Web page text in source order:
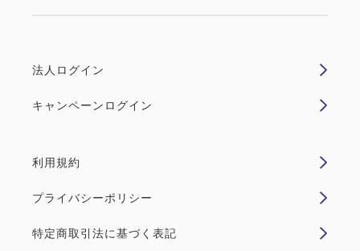
法人ログイン
キャンペーンログイン
利用規約
プライバシーポリシー
特定商取引法に基づく表記